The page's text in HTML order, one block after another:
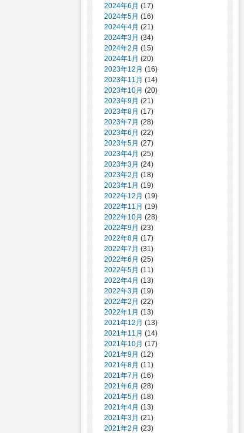
2024年6月 (17)
2024年5月 (16)
2024年4月 (21)
2024年3月 (34)
2024年2月 (15)
2024年1月 (20)
2023年12月 (16)
2023年11月 (14)
2023年10月 (20)
2023年9月 (21)
2023年8月 (17)
2023年7月 (28)
2023年6月 (22)
2023年5月 (27)
2023年4月 (25)
2023年3月 (24)
2023年2月 (18)
2023年1月 (19)
2022年12月 (19)
2022年11月 (19)
2022年10月 (28)
2022年9月 (23)
2022年8月 (17)
2022年7月 (31)
2022年6月 (25)
2022年5月 (11)
2022年4月 (13)
2022年3月 (19)
2022年2月 (22)
2022年1月 (13)
2021年12月 (13)
2021年11月 (14)
2021年10月 (17)
2021年9月 (12)
2021年8月 (11)
2021年7月 (16)
2021年6月 (28)
2021年5月 (18)
2021年4月 (13)
2021年3月 (21)
2021年2月 (23)